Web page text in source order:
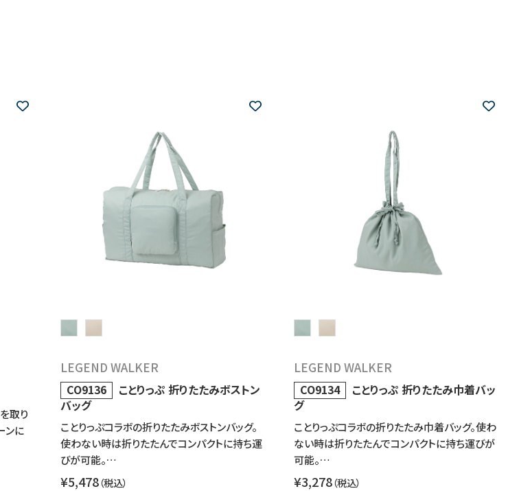
取り
ンに
LEGEND WALKER
CO9136
ことりっぷ 折りたたみボストン
バッグ
ことりっぷコラボの折りたたみボストンバッグ。
使わない時は折りたたんでコンパクトに持ち運
びが可能。…
¥5,478（税込）
LEGEND WALKER
CO9134
ことりっぷ 折りたたみ巾着バッ
グ
ことりっぷコラボの折りたたみ巾着バッグ。使わ
ない時は折りたたんでコンパクトに持ち運びが
可能。…
¥3,278（税込）